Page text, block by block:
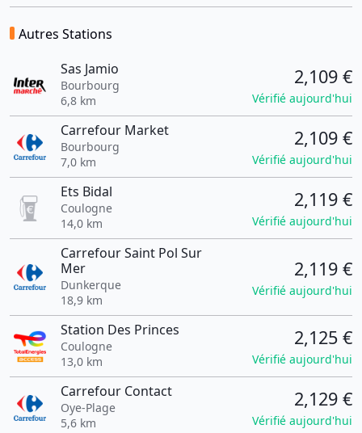
Autres Stations
Sas Jamio
Bourbourg
6,8 km
2,109 €
Vérifié aujourd'hui
Carrefour Market
Bourbourg
7,0 km
2,109 €
Vérifié aujourd'hui
Ets Bidal
Coulogne
14,0 km
2,119 €
Vérifié aujourd'hui
Carrefour Saint Pol Sur
Mer
Dunkerque
18,9 km
2,119 €
Vérifié aujourd'hui
Station Des Princes
Coulogne
13,0 km
2,125 €
Vérifié aujourd'hui
Carrefour Contact
Oye-Plage
5,6 km
2,129 €
Vérifié aujourd'hui